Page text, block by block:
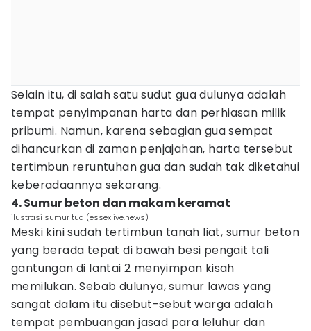
Selain itu, di salah satu sudut gua dulunya adalah
tempat penyimpanan harta dan perhiasan milik
pribumi. Namun, karena sebagian gua sempat
dihancurkan di zaman penjajahan, harta tersebut
tertimbun reruntuhan gua dan sudah tak diketahui
keberadaannya sekarang.
4. Sumur beton dan makam keramat
ilustrasi sumur tua (essexlive.news)
Meski kini sudah tertimbun tanah liat, sumur beton
yang berada tepat di bawah besi pengait tali
gantungan di lantai 2 menyimpan kisah
memilukan. Sebab dulunya, sumur lawas yang
sangat dalam itu disebut-sebut warga adalah
tempat pembuangan jasad para leluhur dan